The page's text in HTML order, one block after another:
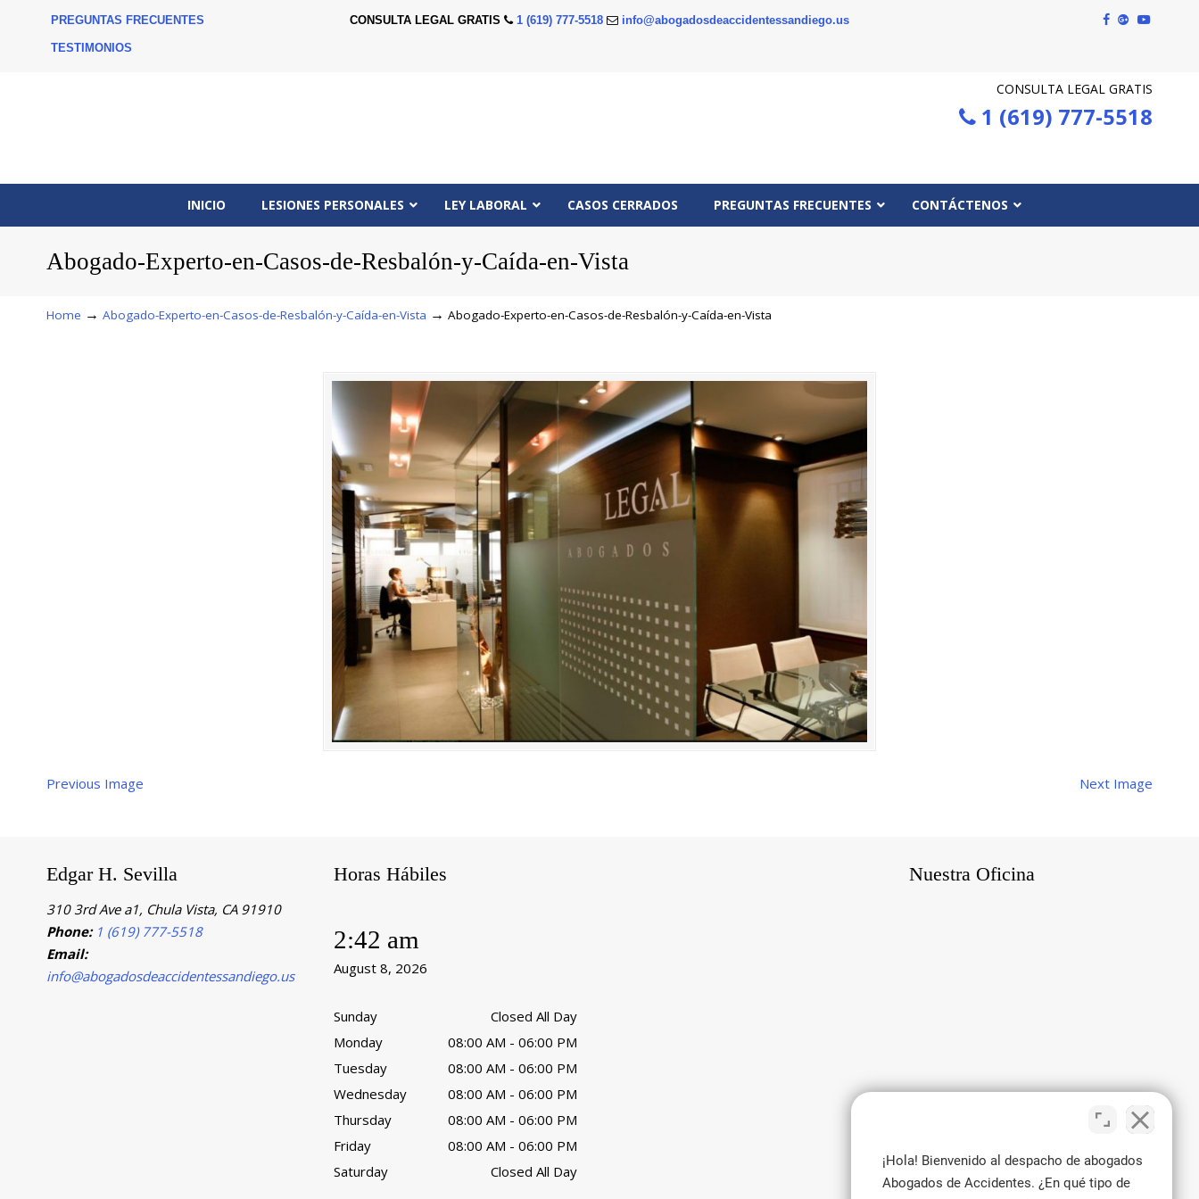
PREGUNTAS FRECUENTES
TESTIMONIOS
CONSULTA LEGAL GRATIS 1 (619) 777-5518 info@abogadosdeaccidentessandiego.us
CONSULTA LEGAL GRATIS
1 (619) 777-5518
INICIO LESIONES PERSONALES LEY LABORAL CASOS CERRADOS PREGUNTAS FRECUENTES CONTÁCTENOS
Abogado-Experto-en-Casos-de-Resbalón-y-Caída-en-Vista
Home → Abogado-Experto-en-Casos-de-Resbalón-y-Caída-en-Vista → Abogado-Experto-en-Casos-de-Resbalón-y-Caída-en-Vista
Previous Image Next Image
Edgar H. Sevilla
310 3rd Ave a1, Chula Vista, CA 91910
Phone: 1 (619) 777-5518
Email:
info@abogadosdeaccidentessandiego.us
Horas Hábiles
2:42 am
August 8, 2026
Sunday
Closed All Day
Monday
08:00 AM - 06:00 PM
Tuesday
08:00 AM - 06:00 PM
Wednesday
08:00 AM - 06:00 PM
Thursday
08:00 AM - 06:00 PM
Friday
08:00 AM - 06:00 PM
Saturday
Closed All Day
Nuestra Oficina
¡Hola! Bienvenido al despacho de abogados
Abogados de Accidentes. ¿En qué tipo de